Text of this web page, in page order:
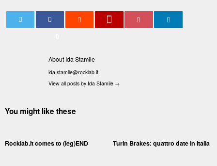
About Ida Stamile
ida.stamile@rocklab.it
View all posts by Ida Stamile →
You might like these
Rocklab.it comes to (leg)END Turin Brakes: quattro date in Italia